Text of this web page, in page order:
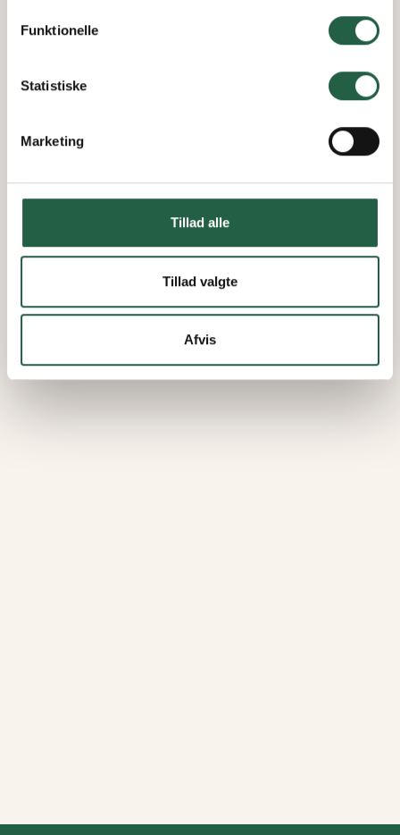
personlige oplysninger
Funktionelle
Statistiske
Marketing
Tillad alle
Tillad valgte
Afvis